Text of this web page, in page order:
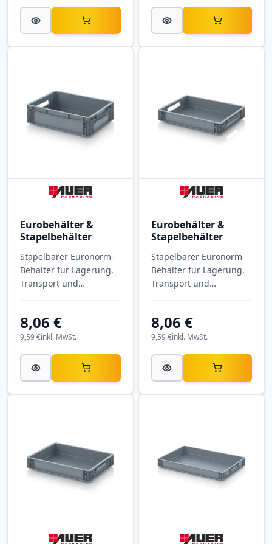
aus PP.
Eurobehälter &
Stapelbehälter
Stapelbarer Euronorm-
Behälter für Lagerung,
Transport und
geschlossen EG 43/12
VB mit Außenmaßen
aus PP.
8,06 €
inkl. MwSt.
9,59 €
Eurobehälter &
Stapelbehälter
Stapelbarer Euronorm-
Behälter für Lagerung,
Transport und
geschlossen EG 43/75
VB mit Außenmaßen
8,06 €
inkl. MwSt.
9,59 €